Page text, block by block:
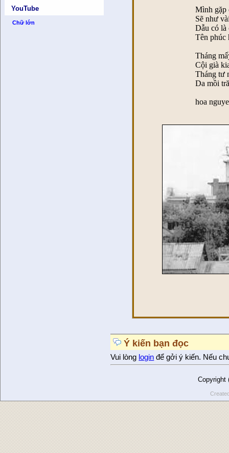
YouTube
Chữ lớn
Mình gặp
Sẽ như
Dẫu có là
Tên phúc
Tháng
Cội già
Tháng tư
Da mồi
hoa
Ý kiến bạn đọc
Vui lòng login để gởi ý kiến. Nếu
Copyright